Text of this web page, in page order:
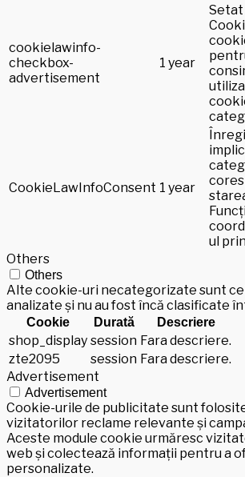
cookielawinfo-
checkbox-
advertisement
1 year
Setat
CookieLawInfoConsent 1 year
ul
Others
Others
Alte cookie-uri necategorizate sunt
analizate și nu au fost încă clasificate
Cookie Durată Descriere
shop_display session Fara descriere.
zte2095
session Fara descriere.
Advertisement
Advertisement
Cookie-urile de publicitate sunt
vizitatorilor reclame relevante și
Aceste module cookie urmăresc
web și colectează informații pentru a
personalizate.